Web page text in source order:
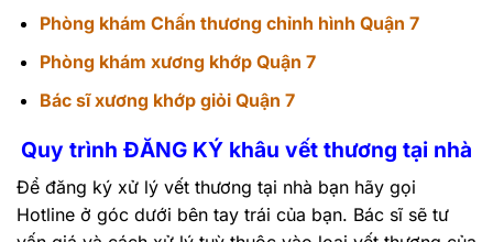
Phòng khám Chấn thương chỉnh hình Quận 7
Phòng khám xương khớp Quận 7
Bác sĩ xương khớp giỏi Quận 7
Quy trình ĐĂNG KÝ khâu vết thương tại nhà
Để đăng ký xử lý vết thương tại nhà bạn hãy gọi
Hotline ở góc dưới bên tay trái của bạn. Bác sĩ sẽ tư